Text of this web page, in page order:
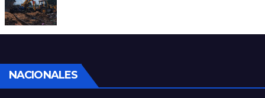
NACIONALES